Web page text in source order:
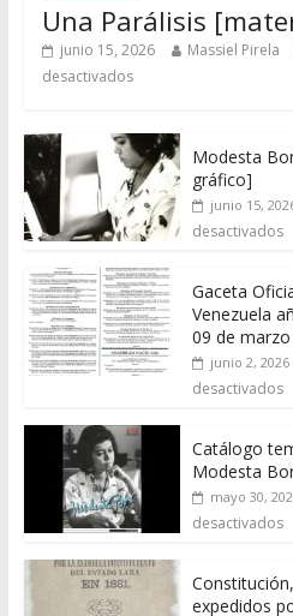
Una Parálisis
junio 15, 2026 Massiel Pirela
desactivados
Modesta
gráfico]
junio 15,
desactivados
Gaceta
Venezuela
09 de
junio 2, 2026
desactivados
Catálogo
Modesta
mayo 30,
desactivados
expedidos